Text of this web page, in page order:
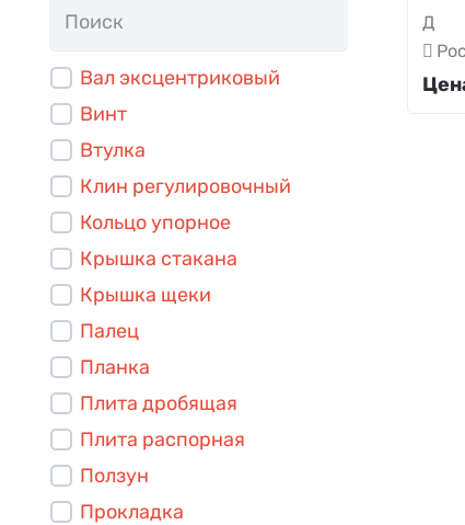
Вал эксцентриковый
Винт
Втулка
Клин регулировочный
Кольцо упорное
Крышка стакана
Крышка щеки
Палец
Планка
Плита дробящая
Плита распорная
Ползун
Прокладка
Д